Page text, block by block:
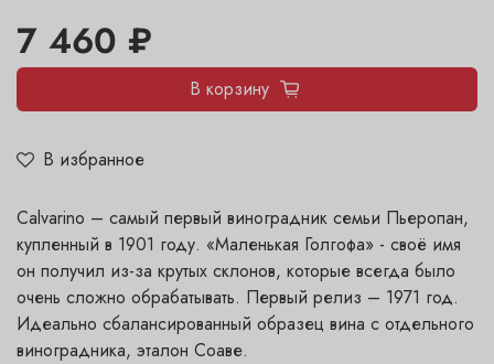
В избранное
7 460 ₽
В корзину
Calvarino – самый первый виноградник семьи Пьеропан,
купленный в 1901 году. «Маленькая Голгофа» - своё имя
он получил из-за крутых склонов, которые всегда было
очень сложно обрабатывать. Первый релиз – 1971 год.
Идеально сбалансированный образец вина с отдельного
виноградника, эталон Соаве.